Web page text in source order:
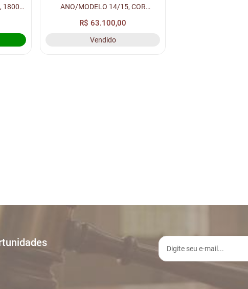
1800
05.
ANO/MODELO 14/15, COR
BRANCA A DIESEL C/ 116.000KM.
(MECÂNICA)
R$ 63.100,00
Vendido